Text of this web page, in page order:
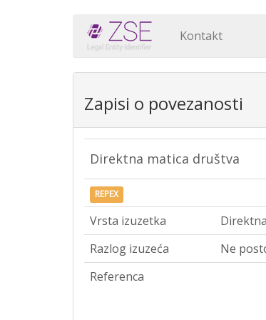
Kontakt
Zapisi o povezanosti
Direktna matica društva
REPEX
Vrsta izuzetka
Razlog izuzeća
Ne
Referenca